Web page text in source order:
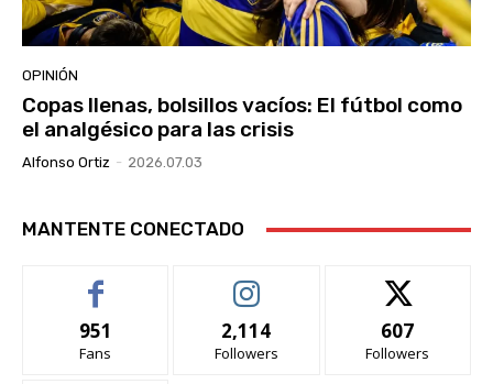
OPINIÓN
Copas llenas, bolsillos vacíos: El fútbol como
el analgésico para las crisis
Alfonso Ortiz - 2026.07.03
MANTENTE CONECTADO
951
Fans
2,114
Followers
607
Followers